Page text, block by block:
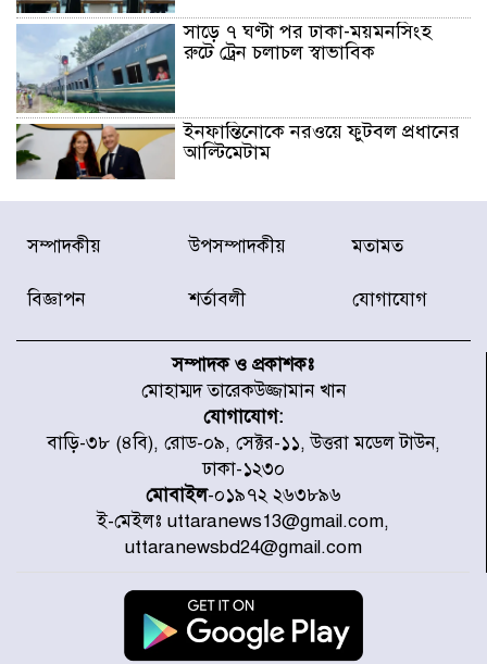
সাড়ে ৭ ঘণ্টা পর ঢাকা-ময়মনসিংহ
রুটে ট্রেন চলাচল স্বাভাবিক
ইনফান্তিনোকে নরওয়ে ফুটবল প্রধানের
আল্টিমেটাম
দেশে ভারি বৃষ্টির সতর্কবার্তা, ১০
জেলায় বন্যার পূর্বাভাস
স্থাপনের উদ্যোগ চান মিয়া ব্যাপারীর
৭ জেলায় ঝোড়ো হাওয়াসহ বজ্রবৃষ্টির
শঙ্কা
বগুড়া ও সিলেটে সড়ক দুর্ঘটনায় নিহত
১৫
জুলাইয়ে দেশজুড়ে ৪৫৮টি সড়ক
দুর্ঘটনায় ৪১৬ জন নিহত হয়েছেন
সম্পাদকীয় উপসম্পাদকীয় মতামত
বিজ্ঞাপন শর্তাবলী যোগাযোগ
সম্পাদক ও প্রকাশকঃ
মোহাম্মদ তারেকউজ্জামান খান
যোগাযোগ:
বাড়ি-৩৮ (৪বি), রোড-০৯, সেক্টর-১১, উত্তরা মডেল টাউন,
ঢাকা-১২৩০
মোবাইল-০১৯৭২ ২৬৩৮৯৬
ই-মেইলঃ uttaranews13@gmail.com,
uttaranewsbd24@gmail.com